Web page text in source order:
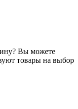
Вы можете
товары на выбор